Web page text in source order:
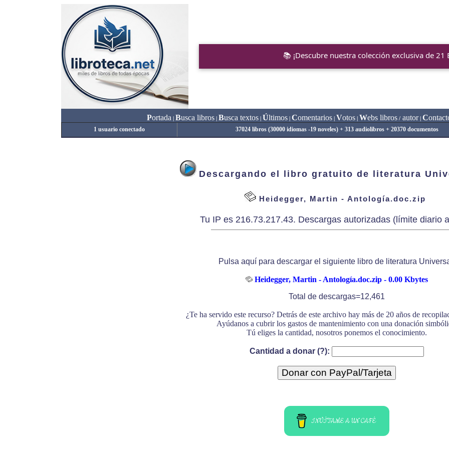
📚 ¡Descubre nuestra colección exclusiva de 21
Portada Busca libros| Busca textos| Últimos| Comentarios| Votos| Webs libros/autor| C
1 usuario conectado 37024 libros (30000 idiomas -19 noveles) + 313 audiolibros + 20370 documentos
Descargando el libro gratuito de literatura
Heidegger, Martin - Antología.doc.zip
Tu IP es 216.73.217.43. Descargas autorizadas (límite diario
Pulsa aquí para descargar el siguiente libro de literatura
Heidegger, Martin - Antología.doc.zip - 0.00 Kbytes
Total de descargas=12,461
¿Te ha servido este recurso? Detrás de este archivo hay más de 20 años de
Ayúdanos a cubrir los gastos de mantenimiento con una donación
Tú eliges la cantidad, nosotros ponemos el conocimiento.
Cantidad a donar (?):
INVÍTAME A UN CAFÉ